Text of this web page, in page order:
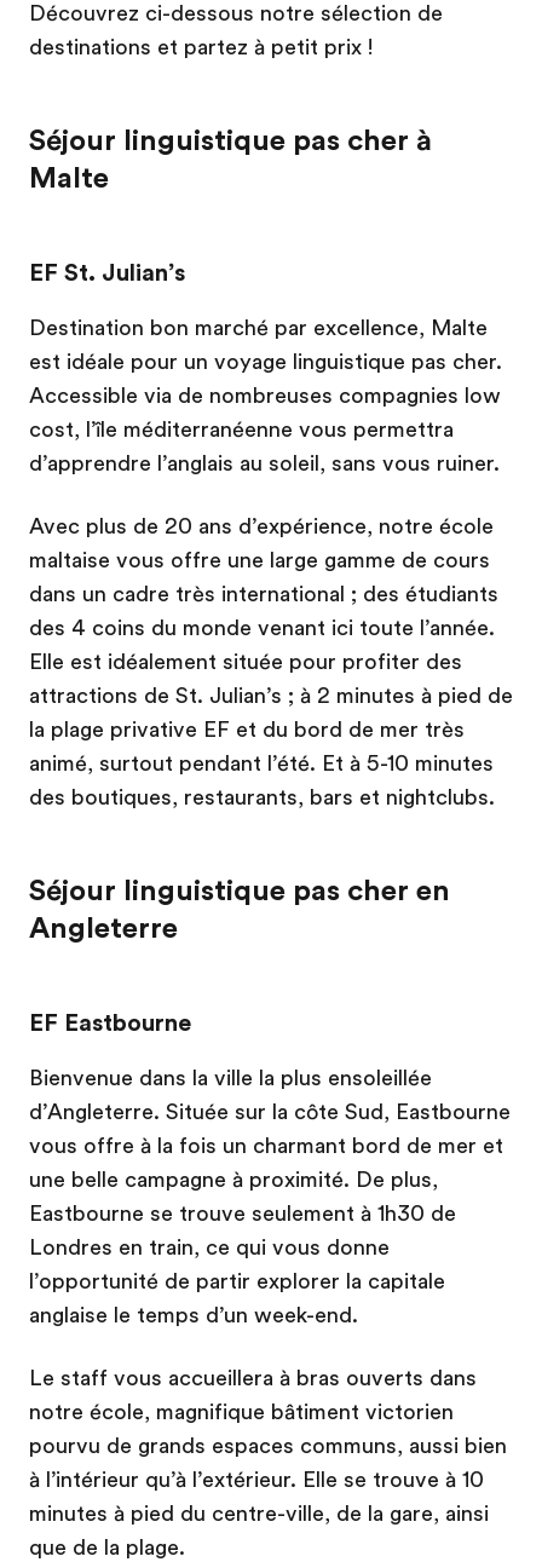
Découvrez ci-dessous notre sélection de
destinations et partez à petit prix !
Séjour linguistique pas cher à
Malte
EF St. Julian’s
Destination bon marché par excellence, Malte
est idéale pour un voyage linguistique pas cher.
Accessible via de nombreuses compagnies low
cost, l’île méditerranéenne vous permettra
d’apprendre l’anglais au soleil, sans vous ruiner.
Avec plus de 20 ans d’expérience, notre école
maltaise vous offre une large gamme de cours
dans un cadre très international ; des étudiants
des 4 coins du monde venant ici toute l’année.
Elle est idéalement située pour profiter des
attractions de St. Julian’s ; à 2 minutes à pied de
la plage privative EF et du bord de mer très
animé, surtout pendant l’été. Et à 5-10 minutes
des boutiques, restaurants, bars et nightclubs.
Séjour linguistique pas cher en
Angleterre
EF Eastbourne
Bienvenue dans la ville la plus ensoleillée
d’Angleterre. Située sur la côte Sud, Eastbourne
vous offre à la fois un charmant bord de mer et
une belle campagne à proximité. De plus,
Eastbourne se trouve seulement à 1h30 de
Londres en train, ce qui vous donne
l’opportunité de partir explorer la capitale
anglaise le temps d’un week-end.
Le staff vous accueillera à bras ouverts dans
notre école, magnifique bâtiment victorien
pourvu de grands espaces communs, aussi bien
à l’intérieur qu’à l’extérieur. Elle se trouve à 10
minutes à pied du centre-ville, de la gare, ainsi
que de la plage.